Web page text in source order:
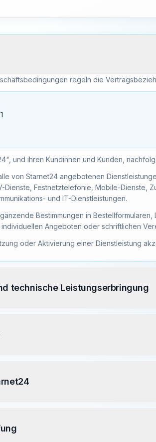
regeln die
und ihren Kundinnen und Kunden,
von Starnet24 angebotenen
Dienste, Festnetztelefonie, Mobile-Dienste,
und IT-Dienstleistungen.
Bestimmungen in Bestellformularen,
Angeboten oder schriftlichen
oder Aktivierung einer Dienstleistung
technische Leistungserbringung